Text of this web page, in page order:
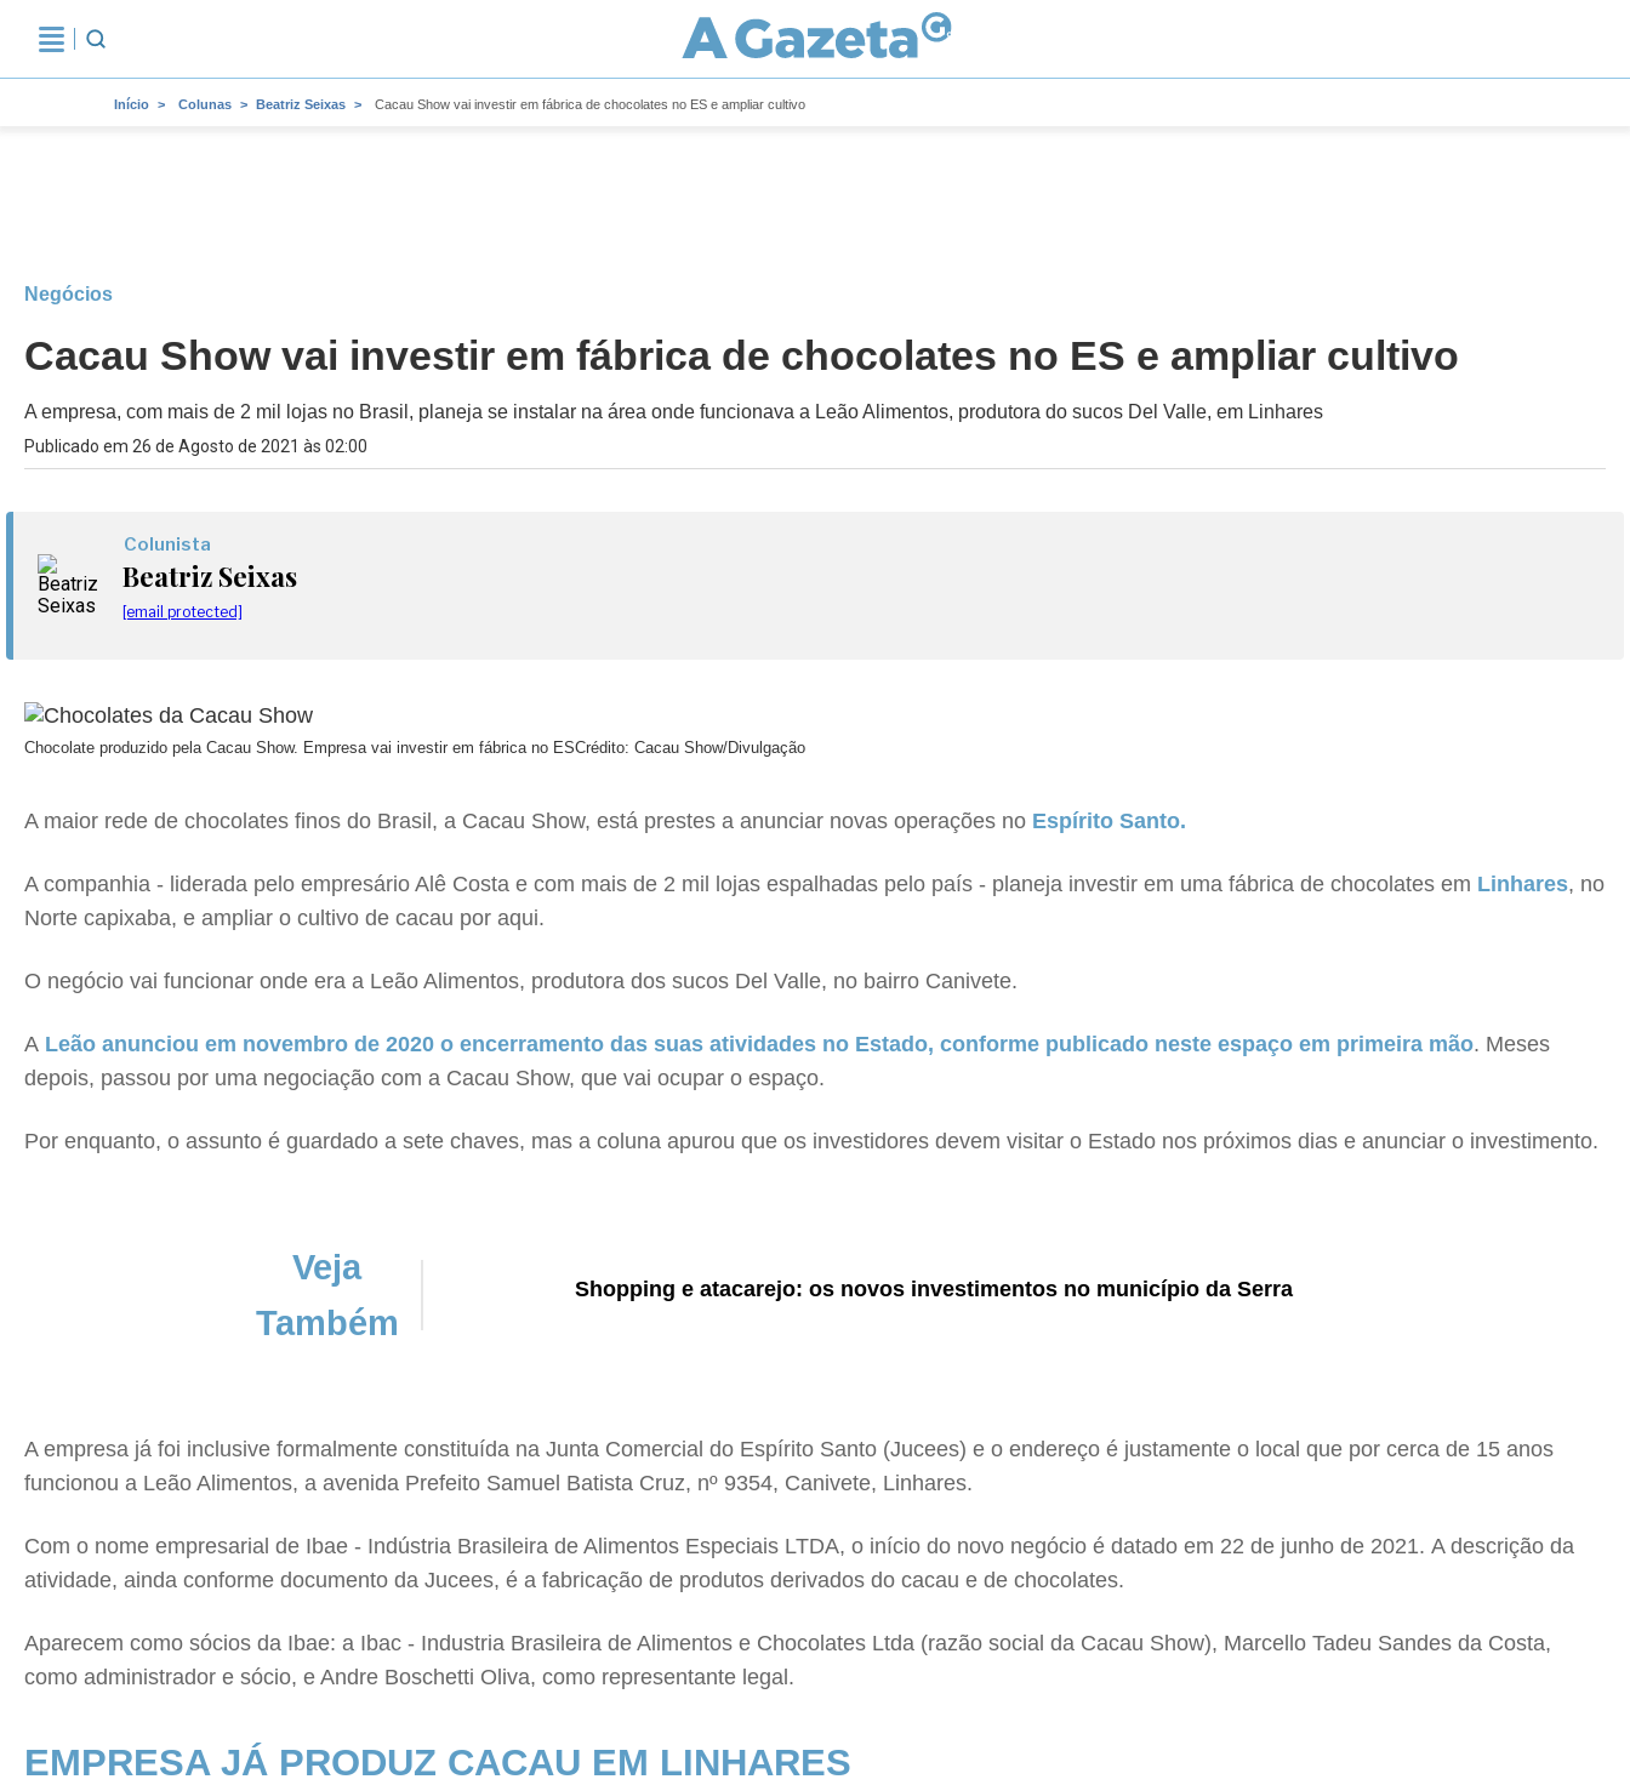
Início Colunas Beatriz Seixas Cacau Show vai investir em fábrica de chocolates no ES e ampliar cultivo
Negócios
Cacau Show vai investir em fábrica de chocolates no ES e ampliar cultivo
A empresa, com mais de 2 mil lojas no Brasil, planeja se instalar na área onde funcionava a Leão Alimentos, produtora do sucos Del Valle, em Linhares
Publicado em 26 de Agosto de 2021 às 02:00
Colunista
Beatriz Seixas
[email protected]
Chocolate produzido pela Cacau Show. Empresa vai investir em fábrica no ESCrédito: Cacau Show/Divulgação
A maior rede de chocolates finos do Brasil, a Cacau Show, está prestes a anunciar novas operações no Espírito Santo.
A companhia - liderada pelo empresário Alê Costa e com mais de 2 mil lojas espalhadas pelo país - planeja investir em uma fábrica de chocolates em Linhares, no
Norte capixaba, e ampliar o cultivo de cacau por aqui.
O negócio vai funcionar onde era a Leão Alimentos, produtora dos sucos Del Valle, no bairro Canivete.
A Leão anunciou em novembro de 2020 o encerramento das suas atividades no Estado, conforme publicado neste espaço em primeira mão. Meses
depois, passou por uma negociação com a Cacau Show, que vai ocupar o espaço.
Por enquanto, o assunto é guardado a sete chaves, mas a coluna apurou que os investidores devem visitar o Estado nos próximos dias e anunciar o investimento.
Veja
Também
Shopping e atacarejo: os novos investimentos no município da Serra
A empresa já foi inclusive formalmente constituída na Junta Comercial do Espírito Santo (Jucees) e o endereço é justamente o local que por cerca de 15 anos
funcionou a Leão Alimentos, a avenida Prefeito Samuel Batista Cruz, nº 9354, Canivete, Linhares.
Com o nome empresarial de Ibae - Indústria Brasileira de Alimentos Especiais LTDA, o início do novo negócio é datado em 22 de junho de 2021. A descrição da
atividade, ainda conforme documento da Jucees, é a fabricação de produtos derivados do cacau e de chocolates.
Aparecem como sócios da Ibae: a Ibac - Industria Brasileira de Alimentos e Chocolates Ltda (razão social da Cacau Show), Marcello Tadeu Sandes da Costa,
como administrador e sócio, e Andre Boschetti Oliva, como representante legal.
EMPRESA JÁ PRODUZ CACAU EM LINHARES